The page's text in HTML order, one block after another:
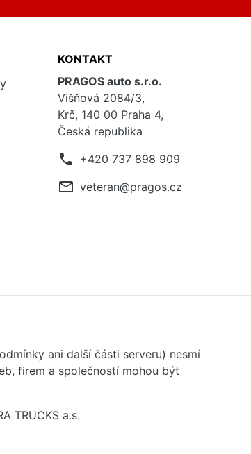
KONTAKT
PRAGOS auto s.r.o.
Višňová 2084/3,
Krč, 140 00 Praha 4,
Česká republika
phone +420 737 898 909
mail_outline veteran@pragos.cz
ani další části serveru) nesmí
firem a společností mohou být
TRUCKS a.s.